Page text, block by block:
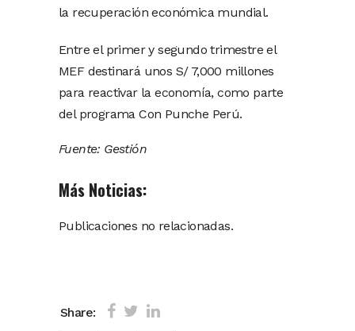
la recuperación económica mundial.
Entre el primer y segundo trimestre el
MEF destinará unos S/ 7,000 millones
para reactivar la economía, como parte
del programa Con Punche Perú.
Fuente: Gestión
Más Noticias:
Publicaciones no relacionadas.
Share: